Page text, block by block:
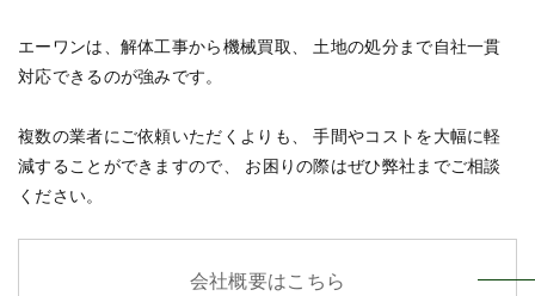
エーワンは、解体工事から機械買取、
土地の処分まで自社一貫
対応できるのが強みです。
複数の業者にご依頼いただくよりも、
手間やコストを大幅に軽
減することができますので、
お困りの際はぜひ弊社までご相談
ください。
会社概要はこちら